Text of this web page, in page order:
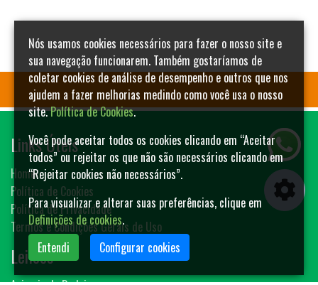
Links Úteis
Home
Política de Cookies
Política de Privacidade
Termos e Condições Gerais de Uso
Leilões
Nós usamos cookies necessários para fazer o nosso site e
sua navegação funcionarem. Também gostaríamos de
coletar cookies de análise de desempenho e outros que nos
ajudem a fazer melhorias medindo como você usa o nosso
site.Política de Cookies.
Você pode aceitar todos os cookies clicando em “Aceitar
todos” ou rejeitar os que não são necessários clicando em
“Rejeitar cookies não necessários”.
Para visualizar e alterar suas preferências, clique em
Definições de cookies.
Entendi
Configurar cookies